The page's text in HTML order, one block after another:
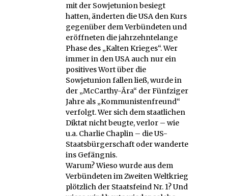
mit der Sowjetunion besiegt
hatten, änderten die USA den Kurs
gegenüber dem Verbündeten und
eröffneten die jahrzehntelange
Phase des „Kalten Krieges“. Wer
immer in den USA auch nur ein
positives Wort über die
Sowjetunion fallen ließ, wurde in
der „McCarthy-Ära“ der Fünfziger
Jahre als „Kommunistenfreund“
verfolgt. Wer sich dem staatlichen
Diktat nicht beugte, verlor – wie
u.a. Charlie Chaplin – die US-
Staatsbürgerschaft oder wanderte
ins Gefängnis.
Warum? Wieso wurde aus dem
Verbündeten im Zweiten Weltkrieg
plötzlich der Staatsfeind Nr. 1? Und